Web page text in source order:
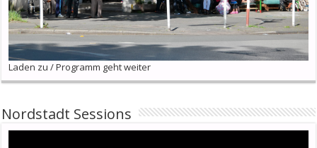
Laden zu / Programm geht weiter
Nordstadt Sessions